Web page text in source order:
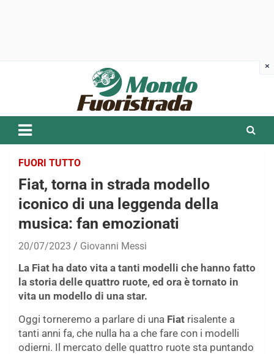
FUORI TUTTO
Fiat, torna in strada modello
iconico di una leggenda della
musica: fan emozionati
20/07/2023 Giovanni Messi
La Fiat ha dato vita a tanti modelli che hanno fatto
la storia delle quattro ruote, ed ora è tornato in
vita un modello di una star.
Oggi torneremo a parlare di una Fiat risalente a
tanti anni fa, che nulla ha a che fare con i modelli
odierni. Il mercato delle quattro ruote sta puntando